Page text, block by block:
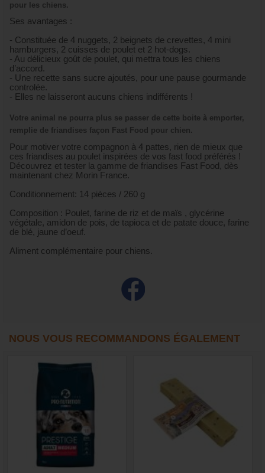
pour les chiens.
Ses avantages :
- Constituée de 4 nuggets, 2 beignets de crevettes, 4 mini
hamburgers, 2 cuisses de poulet et 2 hot-dogs.
- Au délicieux goût de poulet, qui mettra tous les chiens
d’accord.
- Une recette sans sucre ajoutés, pour une pause gourmande
controlée.
- Elles ne laisseront aucuns chiens indifférents !
Votre animal ne pourra plus se passer de cette boite à emporter,
remplie de friandises façon Fast Food pour chien.
Pour motiver votre compagnon à 4 pattes, rien de mieux que
ces friandises au poulet inspirées de vos fast food préférés !
Découvrez et tester la gamme de friandises Fast Food, dès
maintenant chez Morin France.
Conditionnement: 14 pièces / 260 g
Composition : Poulet, farine de riz et de maïs , glycérine
végétale, amidon de pois, de tapioca et de patate douce, farine
de blé, jaune d’oeuf.
Aliment complémentaire pour chiens.
NOUS VOUS RECOMMANDONS ÉGALEMENT